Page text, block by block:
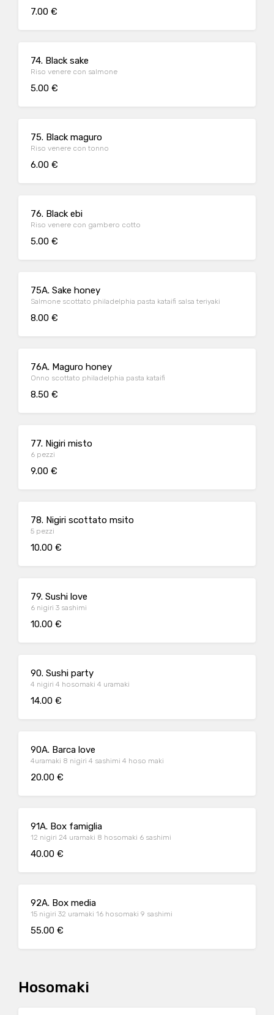
7.00 €
74. Black sake
Riso venere con salmone
5.00 €
75. Black maguro
Riso venere con tonno
6.00 €
76. Black ebi
Riso venere con gambero cotto
5.00 €
75A. Sake honey
Salmone scottato philadelphia pasta kataifi salsa teriyaki
8.00 €
76A. Maguro honey
Onno scottato philadelphia pasta kataifi
8.50 €
77. Nigiri misto
6 pezzi
9.00 €
78. Nigiri scottato msito
5 pezzi
10.00 €
79. Sushi love
6 nigiri 3 sashimi
10.00 €
90. Sushi party
4 nigiri 4 hosomaki 4 uramaki
14.00 €
90A. Barca love
4uramaki 8 nigiri 4 sashimi 4 hoso maki
20.00 €
91A. Box famiglia
12 nigiri 24 uramaki 8 hosomaki 6 sashimi
40.00 €
92A. Box media
15 nigiri 32 uramaki 16 hosomaki 9 sashimi
55.00 €
Hosomaki